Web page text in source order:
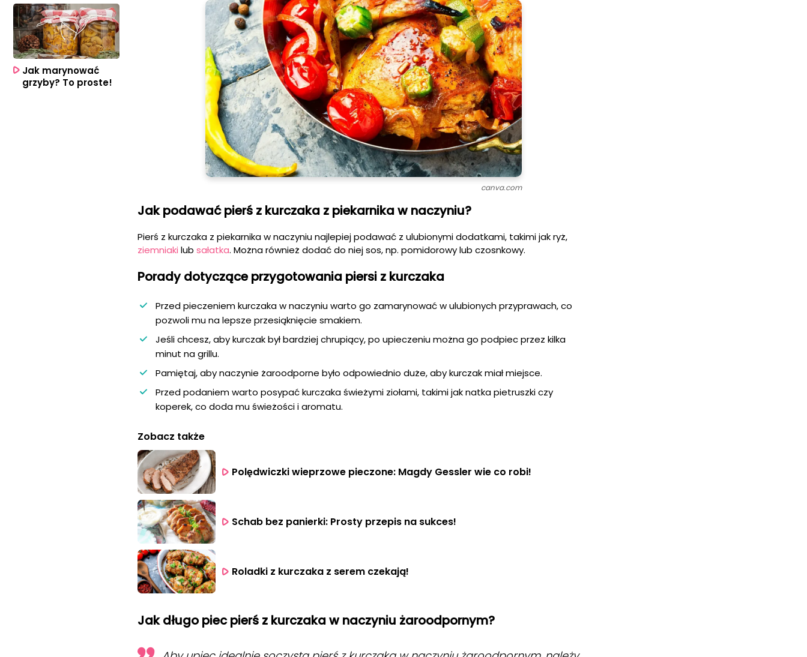
canva.com
Jak podawać pierś z kurczaka z piekarnika w naczyniu?
Pierś z kurczaka z piekarnika w naczyniu najlepiej podawać z ulubionymi dodatkami, takimi jak ryż,
ziemniaki lub sałatka. Można również dodać do niej sos, np. pomidorowy lub czosnkowy.
Porady dotyczące przygotowania piersi z kurczaka
Przed pieczeniem kurczaka w naczyniu warto go zamarynować w ulubionych przyprawach, co
pozwoli mu na lepsze przesiąknięcie smakiem.
Jeśli chcesz, aby kurczak był bardziej chrupiący, po upieczeniu można go podpiec przez kilka
minut na grillu.
Pamiętaj, aby naczynie żaroodporne było odpowiednio duże, aby kurczak miał miejsce.
Przed podaniem warto posypać kurczaka świeżymi ziołami, takimi jak natka pietruszki czy
koperek, co doda mu świeżości i aromatu.
Zobacz także
Polędwiczki wieprzowe pieczone: Magdy Gessler wie co robi!
Schab bez panierki: Prosty przepis na sukces!
Roladki z kurczaka z serem czekają!
Jak długo piec pierś z kurczaka w naczyniu żaroodpornym?
Jak marynować
grzyby? To proste!